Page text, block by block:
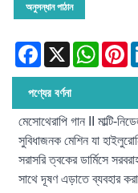
অনুসন্ধান পাঠান
Facebook
X
পণ্যের বর্ণনা
মেসোথেরাপি গান II মাল্টি-
সুবিধাজনক মেশিন যা
সরাসরি ত্বকের ডার্মিসে
সাথে দূষণ এড়াতে ব্যবহার